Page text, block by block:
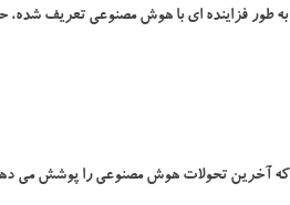
به طور فزاینده ای با هوش مصنوعی تعریف
که آخرین تحولات هوش مصنوعی را پوشش می